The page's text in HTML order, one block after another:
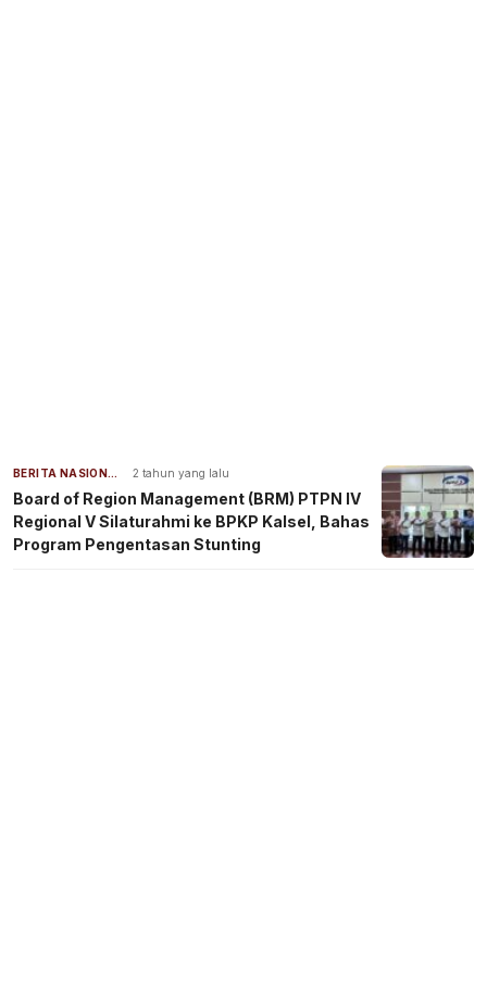
BERITA NASIONAL 2 tahun yang lalu
Board of Region Management (BRM) PTPN IV
Regional V Silaturahmi ke BPKP Kalsel, Bahas
Program Pengentasan Stunting